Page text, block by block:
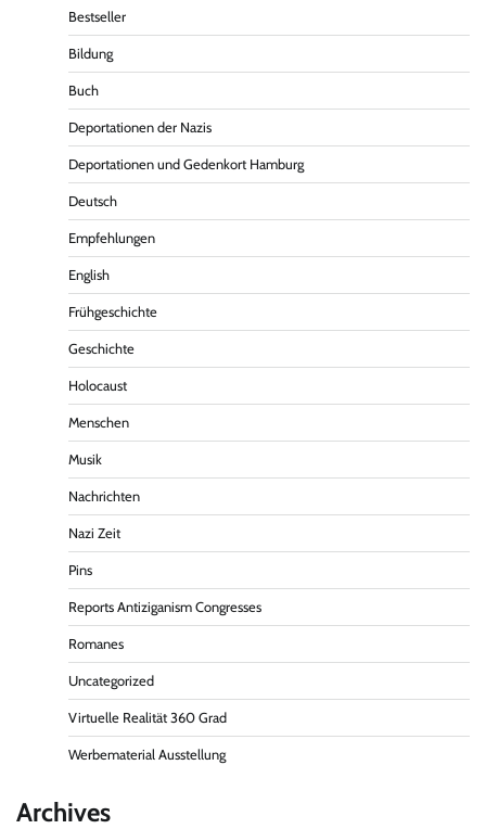
Bestseller
Bildung
Buch
Deportationen der Nazis
Deportationen und Gedenkort Hamburg
Deutsch
Empfehlungen
English
Frühgeschichte
Geschichte
Holocaust
Menschen
Musik
Nachrichten
Nazi Zeit
Pins
Reports Antiziganism Congresses
Romanes
Uncategorized
Virtuelle Realität 360 Grad
Werbematerial Ausstellung
Archives